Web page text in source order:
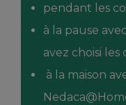
pendant les
à la pause
avez choisi
à la maison